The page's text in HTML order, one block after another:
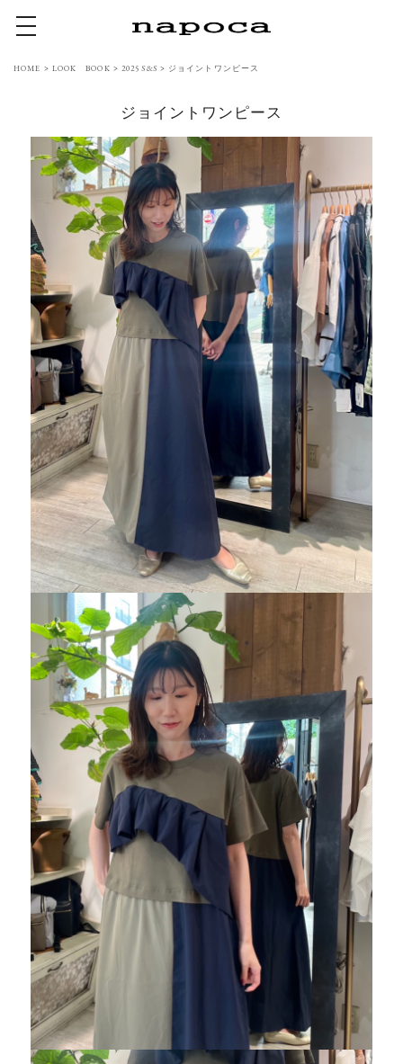
toggle navigation
HOME > LOOK BOOK > 2025 S&S> ジョイントワンピース
ジョイントワンピース